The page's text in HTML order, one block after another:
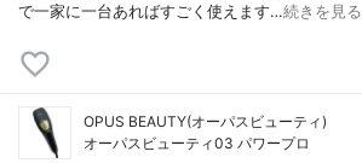
で一家に一台あればすごく使えます…続きを見る
OPUS BEAUTY(オーパスビューティ)
オーパスビューティ03 パワープロ